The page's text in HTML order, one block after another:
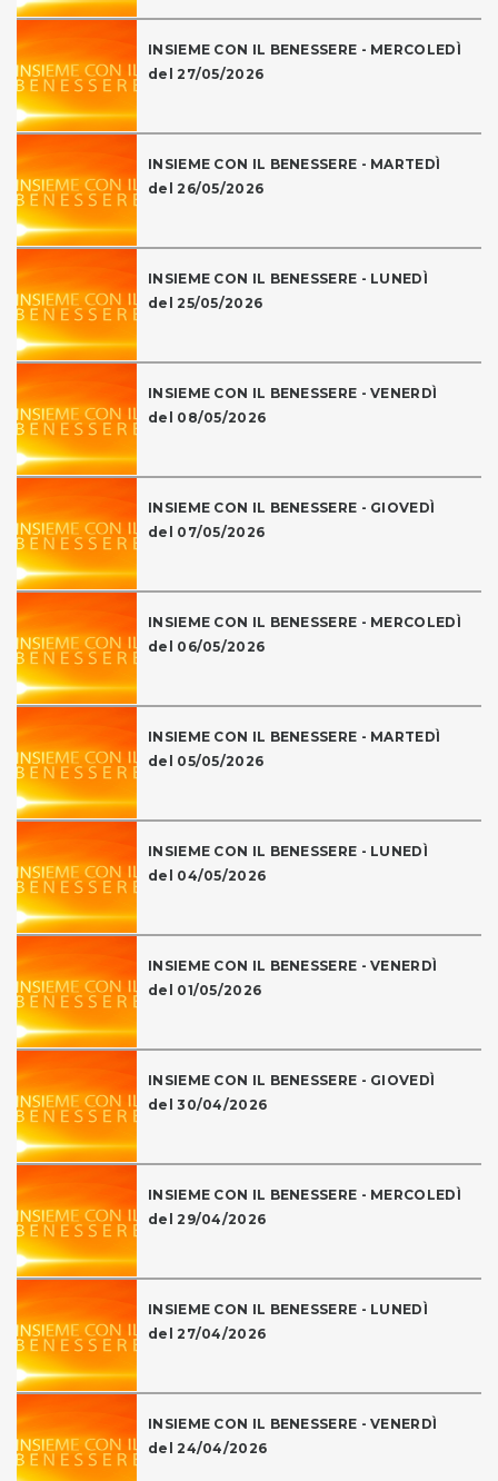
INSIEME CON IL BENESSERE - MERCOLEDÌ
del 27/05/2026
INSIEME CON IL BENESSERE - MARTEDÌ
del 26/05/2026
INSIEME CON IL BENESSERE - LUNEDÌ
del 25/05/2026
INSIEME CON IL BENESSERE - VENERDÌ
del 08/05/2026
INSIEME CON IL BENESSERE - GIOVEDÌ
del 07/05/2026
INSIEME CON IL BENESSERE - MERCOLEDÌ
del 06/05/2026
INSIEME CON IL BENESSERE - MARTEDÌ
del 05/05/2026
INSIEME CON IL BENESSERE - LUNEDÌ
del 04/05/2026
INSIEME CON IL BENESSERE - VENERDÌ
del 01/05/2026
INSIEME CON IL BENESSERE - GIOVEDÌ
del 30/04/2026
INSIEME CON IL BENESSERE - MERCOLEDÌ
del 29/04/2026
INSIEME CON IL BENESSERE - LUNEDÌ
del 27/04/2026
INSIEME CON IL BENESSERE - VENERDÌ
del 24/04/2026